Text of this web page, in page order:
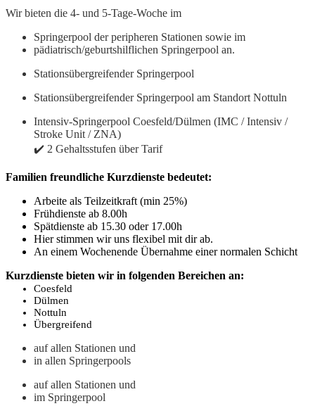
Wir bieten die 4- und 5-Tage-Woche im
Springerpool der peripheren Stationen sowie im
pädiatrisch/geburtshilflichen Springerpool an.
Stationsübergreifender Springerpool
Stationsübergreifender Springerpool am Standort Nottuln
Intensiv-Springerpool Coesfeld/Dülmen (IMC / Intensiv /
Stroke Unit / ZNA)
✔️ 2 Gehaltsstufen über Tarif
Familien freundliche Kurzdienste bedeutet:
Arbeite als Teilzeitkraft (min 25%)
Frühdienste ab 8.00h
Spätdienste ab 15.30 oder 17.00h
Hier stimmen wir uns flexibel mit dir ab.
An einem Wochenende Übernahme einer normalen Schicht
Kurzdienste bieten wir in folgenden Bereichen an:
Coesfeld
Dülmen
Nottuln
Übergreifend
auf allen Stationen und
in allen Springerpools
auf allen Stationen und
im Springerpool